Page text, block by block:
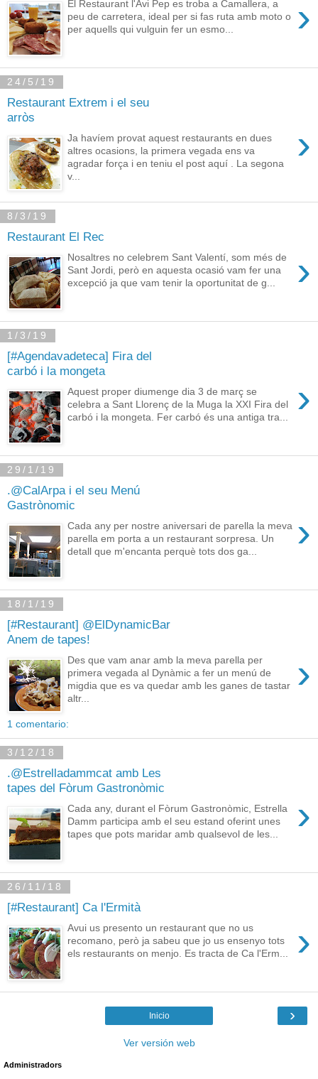
›
El Restaurant l'Avi Pep es troba a Camallera, a
peu de carretera, ideal per si fas ruta amb moto o
per aquells qui vulguin fer un esmo...
24/5/19
Restaurant Extrem i el seu
arròs
›
Ja havíem provat aquest restaurants en dues
altres ocasions, la primera vegada ens va
agradar força i en teniu el post aquí . La segona
v...
8/3/19
Restaurant El Rec
›
Nosaltres no celebrem Sant Valentí, som més de
Sant Jordi, però en aquesta ocasió vam fer una
excepció ja que vam tenir la oportunitat de g...
1/3/19
[#Agendavadeteca] Fira del
carbó i la mongeta
›
Aquest proper diumenge dia 3 de març se
celebra a Sant Llorenç de la Muga la XXI Fira del
carbó i la mongeta. Fer carbó és una antiga tra...
29/1/19
.@CalArpa i el seu Menú
Gastrònomic
›
Cada any per nostre aniversari de parella la meva
parella em porta a un restaurant sorpresa. Un
detall que m'encanta perquè tots dos ga...
18/1/19
[#Restaurant] @ElDynamicBar
Anem de tapes!
›
Des que vam anar amb la meva parella per
primera vegada al Dynàmic a fer un menú de
migdia que es va quedar amb les ganes de tastar
altr...
1 comentario:
3/12/18
.@Estrelladammcat amb Les
tapes del Fòrum Gastronòmic
›
Cada any, durant el Fòrum Gastronòmic, Estrella
Damm participa amb el seu estand oferint unes
tapes que pots maridar amb qualsevol de les...
26/11/18
[#Restaurant] Ca l'Ermità
›
Avui us presento un restaurant que no us
recomano, però ja sabeu que jo us ensenyo tots
els restaurants on menjo. Es tracta de Ca l'Erm...
›
Inicio
Ver versión web
Administradors